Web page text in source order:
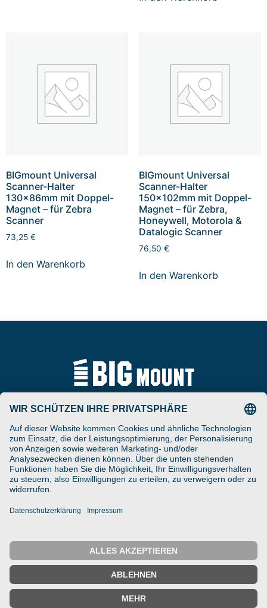
BIGmount Universal
Scanner-Halter
130x86mm mit Doppel-
Magnet – für Zebra
Scanner
73,25 €
In den Warenkorb
BIGmount Universal
Scanner-Halter
150x102mm mit Doppel-
Magnet – für Zebra,
Honeywell, Motorola &
Datalogic Scanner
76,50 €
In den Warenkorb
ARAT Spezialhalterungen
GmbH
Schierbusch 2a
D- 33161 Hövelhof
DESIGNED ENGINEERED
Tel
+49 (0) 5257-9380625
Fax
+49 (0) 5257-9380629
IMPRESSUM DATENSCHUTZ
© 2025 ARAT Spezialhalterungen GmbH